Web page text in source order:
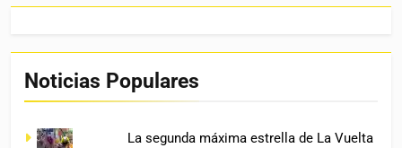
Noticias Populares
La segunda máxima estrella de La Vuelta